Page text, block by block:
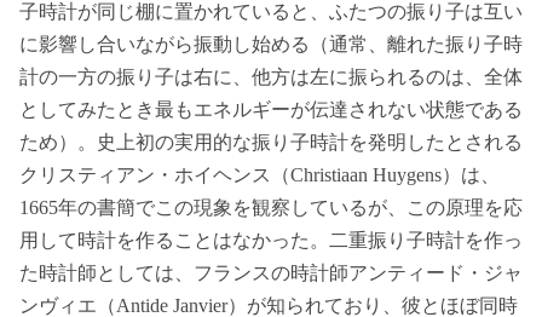
子時計が同じ棚に置かれていると、ふたつの振り子は互い
に影響し合いながら振動し始める（通常、離れた振り子時
計の一方の振り子は右に、他方は左に振られるのは、全体
としてみたとき最もエネルギーが伝達されない状態である
ため）。史上初の実用的な振り子時計を発明したとされる
クリスティアン・ホイヘンス（Christiaan Huygens）は、
1665年の書簡でこの現象を観察しているが、この原理を応
用して時計を作ることはなかった。二重振り子時計を作っ
た時計師としては、フランスの時計師アンティード・ジャ
ンヴィエ（Antide Janvier）が知られており、彼とほぼ同時